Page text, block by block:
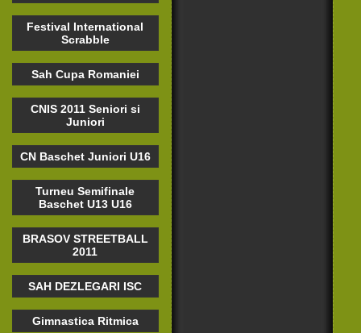
Festival International
Scrabble
Sah Cupa Romaniei
CNIS 2011 Seniori si
Juniori
CN Baschet Juniori U16
Turneu Semifinale
Baschet U13 U16
BRASOV STREETBALL
2011
SAH DEZLEGARI ISC
Gimnastica Ritmica